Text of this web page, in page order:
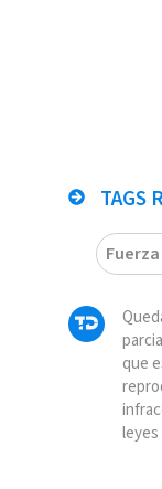
TAGS
que
leyes